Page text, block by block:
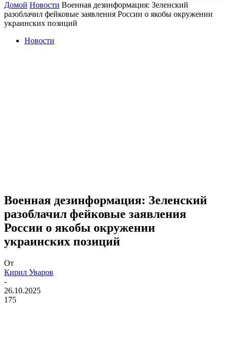
Домой Новости Военная дезинформация: Зеленский
разоблачил фейковые заявления России о якобы окружении
украинских позиций
Новости
Военная дезинформация: Зеленский
разоблачил фейковые заявления
России о якобы окружении
украинских позиций
От
Кирил Уваров
-
26.10.2025
175